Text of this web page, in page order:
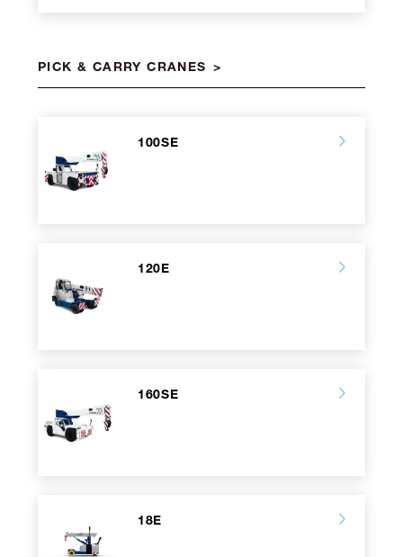
PICK & CARRY CRANES
100SE
120E
160SE
18E